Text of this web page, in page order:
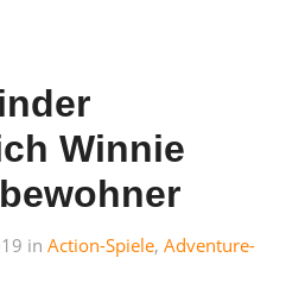
Winnie
in Action-Spiele, Adventure-